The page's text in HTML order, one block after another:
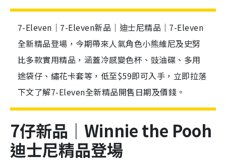
7-Eleven｜7-Eleven新品｜迪士尼精品｜7-Eleven
全新精品登場，今期帶來人氣角色小熊維尼及史努
比多款實用精品，涵蓋冷感變色杯、豉油碟、多用
途袋仔、繡花卡套等，低至$59即可入手，立即拉落
下文了解7-Eleven全新精品開售日期及價錢。
7仔新品｜Winnie the Pooh
迪士尼精品登場